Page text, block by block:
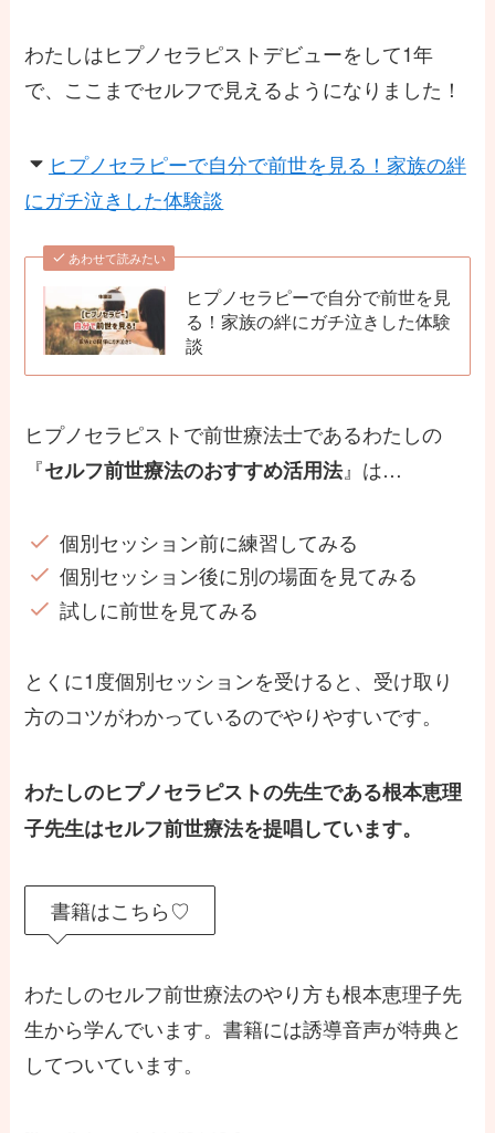
わたしはヒプノセラピストデビューをして1年
で、ここまでセルフで見えるようになりました！
ヒプノセラピーで自分で前世を見る！家族の絆
にガチ泣きした体験談
あわせて読みたい
ヒプノセラピーで自分で前世を見
る！家族の絆にガチ泣きした体験
談
ヒプノセラピストで前世療法士であるわたしの
『セルフ前世療法のおすすめ活用法』は…
個別セッション前に練習してみる
個別セッション後に別の場面を見てみる
試しに前世を見てみる
とくに1度個別セッションを受けると、受け取り
方のコツがわかっているのでやりやすいです。
わたしのヒプノセラピストの先生である根本恵理
子先生はセルフ前世療法を提唱しています。
書籍はこちら♡
わたしのセルフ前世療法のやり方も根本恵理子先
生から学んでいます。書籍には誘導音声が特典と
してついています。